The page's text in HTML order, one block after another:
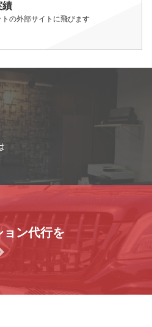
績
トの外部サイトに飛びます
ン代行を